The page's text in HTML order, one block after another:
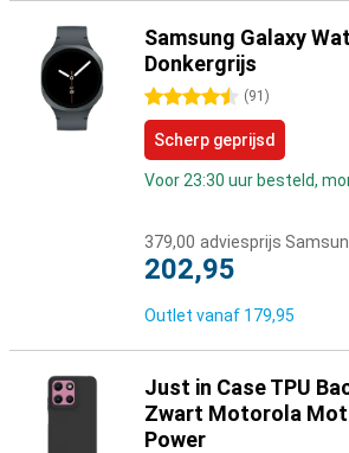
Samsung Galaxy
Donkergrijs
4.5 sterren (91 )
Scherp geprijsd
Voor 23:30 uur besteld,
379,00 adviesprijs
202,95
Outlet vanaf 179,95
Just in Case TPU
Zwart Motorola
Power